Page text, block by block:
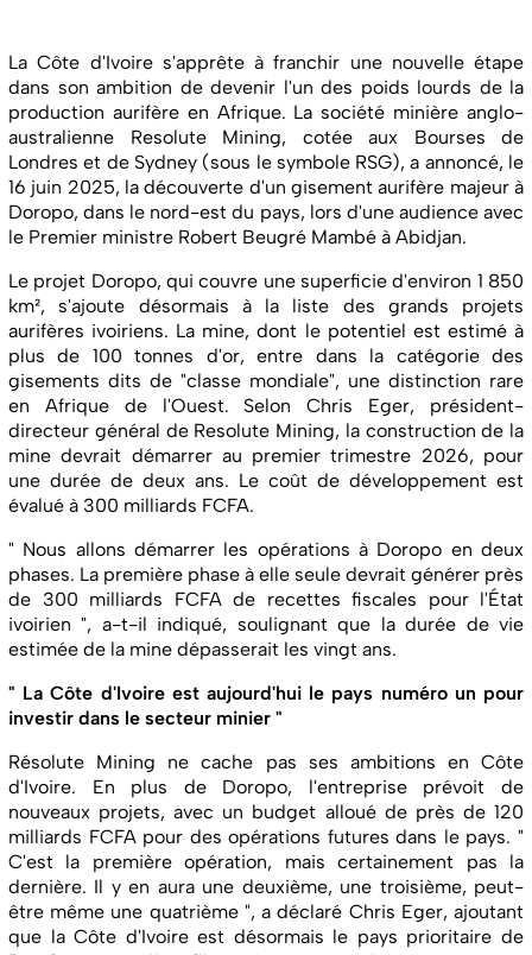
La Côte d'Ivoire s'apprête à franchir une nouvelle étape
dans son ambition de devenir l'un des poids lourds de la
production aurifère en Afrique. La société minière anglo-
australienne Resolute Mining, cotée aux Bourses de
Londres et de Sydney (sous le symbole RSG), a annoncé, le
16 juin 2025, la découverte d'un gisement aurifère majeur à
Doropo, dans le nord-est du pays, lors d'une audience avec
le Premier ministre Robert Beugré Mambé à Abidjan.
Le projet Doropo, qui couvre une superficie d'environ 1 850
km², s'ajoute désormais à la liste des grands projets
aurifères ivoiriens. La mine, dont le potentiel est estimé à
plus de 100 tonnes d'or, entre dans la catégorie des
gisements dits de "classe mondiale", une distinction rare
en Afrique de l'Ouest. Selon Chris Eger, président-
directeur général de Resolute Mining, la construction de la
mine devrait démarrer au premier trimestre 2026, pour
une durée de deux ans. Le coût de développement est
évalué à 300 milliards FCFA.
" Nous allons démarrer les opérations à Doropo en deux
phases. La première phase à elle seule devrait générer près
de 300 milliards FCFA de recettes fiscales pour l'État
ivoirien ", a-t-il indiqué, soulignant que la durée de vie
estimée de la mine dépasserait les vingt ans.
" La Côte d'Ivoire est aujourd'hui le pays numéro un pour
investir dans le secteur minier "
Résolute Mining ne cache pas ses ambitions en Côte
d'Ivoire. En plus de Doropo, l'entreprise prévoit de
nouveaux projets, avec un budget alloué de près de 120
milliards FCFA pour des opérations futures dans le pays. "
C'est la première opération, mais certainement pas la
dernière. Il y en aura une deuxième, une troisième, peut-
être même une quatrième ", a déclaré Chris Eger, ajoutant
que la Côte d'Ivoire est désormais le pays prioritaire de